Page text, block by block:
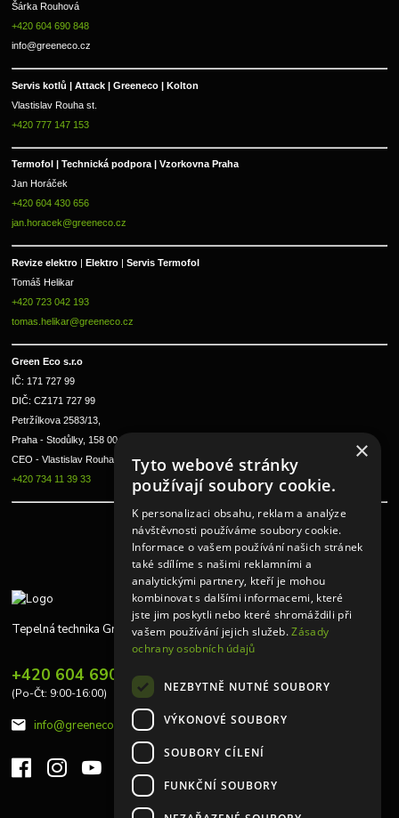
Šárka Rouhová
+420 604 690 848
info@greeneco.cz
Servis kotlů | Attack | Greeneco | Kolton
Vlastislav Rouha st.
+420 777 147 153
Termofol | Technická podpora | Vzorkovna Praha
Jan Horáček
+420 604 430 656
jan.horacek@greeneco.cz
Revize elektro | Elektro | Servis Termofol
Tomáš Helikar
+420 723 042 193
tomas.helikar@greeneco.cz
Green Eco s.r.o
IČ: 171 727 99
DIČ: CZ171 727 99
Petržílkova 2583/13,
Praha - Stodůlky, 158 00
CEO - Vlastislav Rouha ml.
+420 734 11 39 33
Tepelná technika Greeneco
+420 604 690 848
(Po-Čt: 9:00-16:00)
info@greeneco.cz
×
Tyto webové stránky
používají soubory cookie.
K personalizaci obsahu, reklam a analýze
návštěvnosti používáme soubory cookie.
Informace o vašem používání našich stránek
také sdílíme s našimi reklamními a
analytickými partnery, kteří je mohou
kombinovat s dalšími informacemi, které
jste jim poskytli nebo které shromáždili při
vašem používání jejich služeb.Zásady
ochrany osobních údajů
NEZBYTNĚ NUTNÉ SOUBORY
VÝKONOVÉ SOUBORY
SOUBORY CÍLENÍ
FUNKČNÍ SOUBORY